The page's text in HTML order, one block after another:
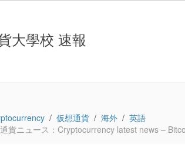
大學校 速報
仮想通貨 海外
英語
貨ニュース：Cryptocurrency latest news –